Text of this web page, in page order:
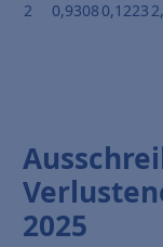
2 0,9308 0,1223
2025